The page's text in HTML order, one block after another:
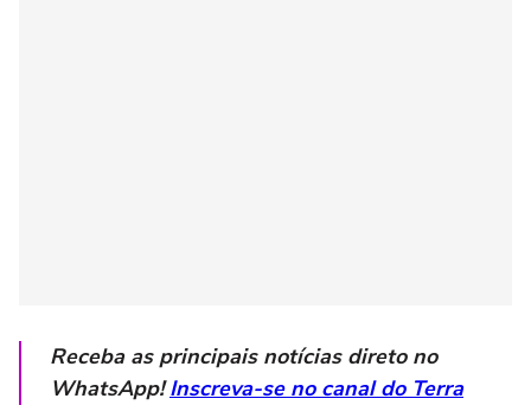
Receba as principais notícias direto no
WhatsApp!Inscreva-se no canal do Terra